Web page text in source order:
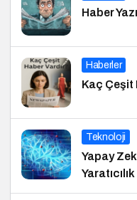
Haber
Haberler
Kaç Çeşit
Teknoloji
Yapay
Yaratıcılık